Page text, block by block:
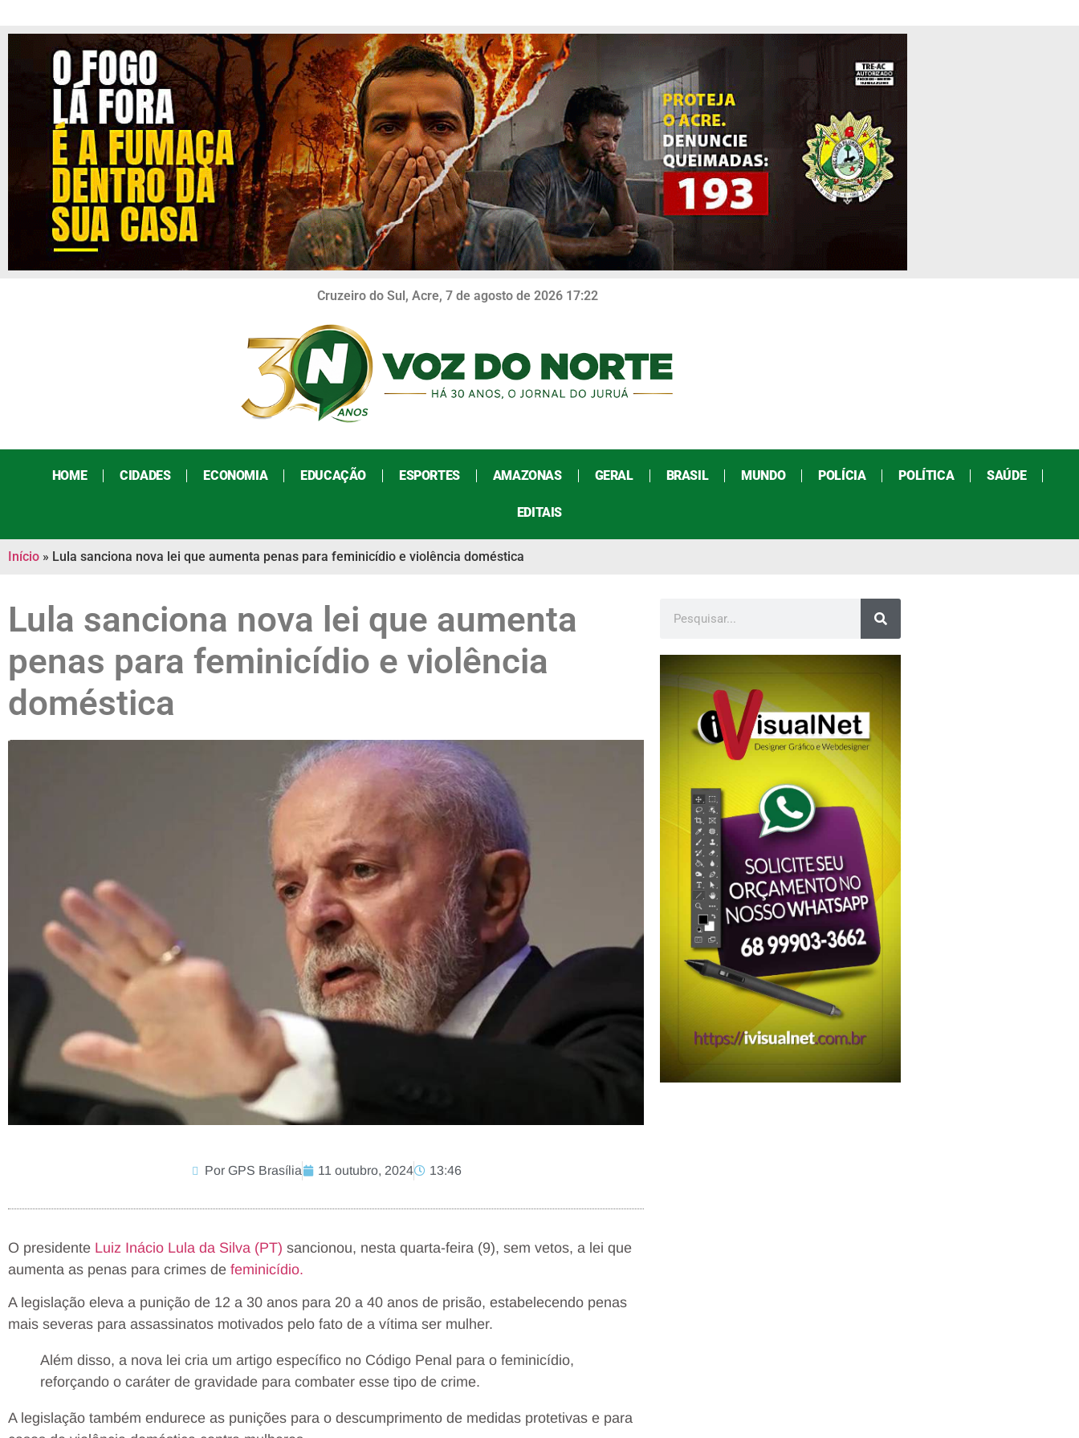
Cruzeiro do Sul, Acre, 7 de agosto de 2026 17:22
HOME CIDADES ECONOMIA EDUCAÇÃO ESPORTES AMAZONAS GERAL BRASIL MUNDO POLÍCIA POLÍTICA SAÚDE
EDITAIS
Início » Lula sanciona nova lei que aumenta penas para feminicídio e violência doméstica
Lula sanciona nova lei que aumenta
penas para feminicídio e violência
doméstica
Por GPS Brasília 11 outubro, 2024 13:46
O presidente Luiz Inácio Lula da Silva (PT) sancionou, nesta quarta-feira (9), sem vetos, a lei que
aumenta as penas para crimes de feminicídio.
A legislação eleva a punição de 12 a 30 anos para 20 a 40 anos de prisão, estabelecendo penas
mais severas para assassinatos motivados pelo fato de a vítima ser mulher.
Além disso, a nova lei cria um artigo específico no Código Penal para o feminicídio,
reforçando o caráter de gravidade para combater esse tipo de crime.
A legislação também endurece as punições para o descumprimento de medidas protetivas e para